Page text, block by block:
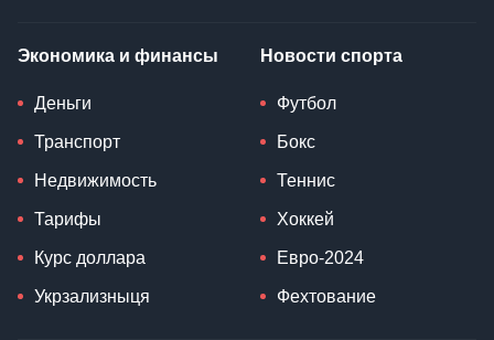
Экономика и финансы
Деньги
Транспорт
Недвижимость
Тарифы
Курс доллара
Укрзализныця
Новости спорта
Футбол
Бокс
Теннис
Хоккей
Евро-2024
Фехтование